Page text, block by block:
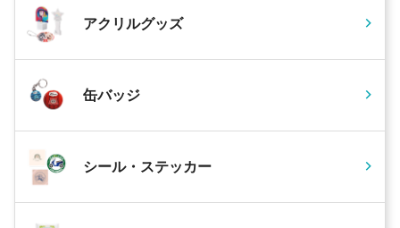
アクリルグッズ
缶バッジ
シール・ステッカー